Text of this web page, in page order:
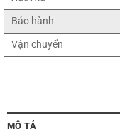
Bảo hành
Vận chuyển
MÔ TẢ